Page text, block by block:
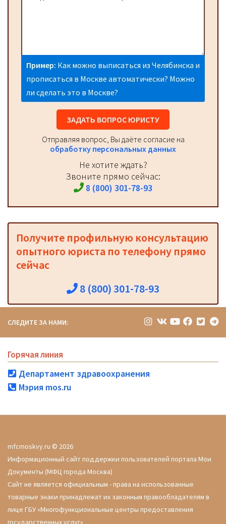
Пример: Как можно выписаться из Челябинска и
прописаться в Москве автоматически? Можно
ли сделать это в Москве?
ЗАДАТЬ ВОПРОС ЮРИСТУ
Отправляя вопрос, Вы даёте согласие на
обработку персональных данных
Не хотите ждать?
Звоните прямо сейчас:
8 (800) 301-78-93
Получите профильную консультацию
опытного юриста по телефону прямо
сейчас
8 (800) 301-78-93
СЛЕДИТЕ ЗА НАМИ:
Горячая линия
Департамент здравоохранения
Мэрия mos.ru
mfcmoskvy.ru © 2026
Информационный сайт поддержки пользователей портала Мои
Документы (МФЦ города Москва)
Сайт не является официальным - права на использованные
товарные знаки принадлежат их законным правообладателям в
лице ГБУ «Многофункциональные центры предоставления
государственных услуг»